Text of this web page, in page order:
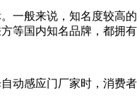
一般来说，知名度较高
等国内知名品牌，都拥
动感应门厂家时，消费